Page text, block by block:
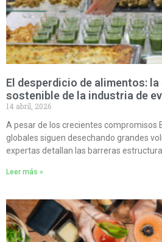
El desperdicio de alimentos: la
sostenible de la industria de
14 abril, 2026
A pesar de los crecientes compromisos
globales siguen desechando grandes
expertas detallan las barreras
Leer más »